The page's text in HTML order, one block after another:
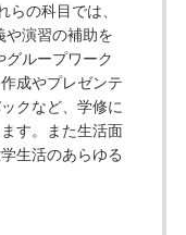
らの科目では、
や演習の補助を
ループワーク
成やプレゼンテ
クなど、学修に
す。また生活面
生活のあらゆる